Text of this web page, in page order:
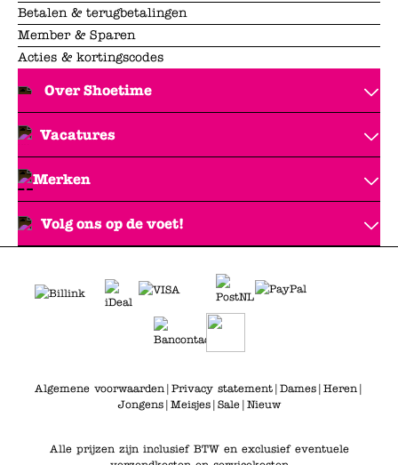
Betalen & terugbetalingen
Member & Sparen
Acties & kortingscodes
Over Shoetime
Vacatures
Merken
Volg ons op de voet!
Algemene voorwaarden| Privacy statement| Dames| Heren|
Jongens| Meisjes| Sale| Nieuw
Alle prijzen zijn inclusief BTW en exclusief eventuele